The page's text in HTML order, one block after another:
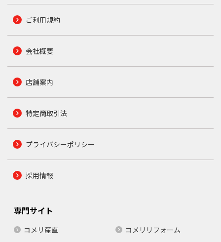
ご利用規約
会社概要
店舗案内
特定商取引法
プライバシーポリシー
採用情報
専門サイト
コメリ産直
コメリリフォーム